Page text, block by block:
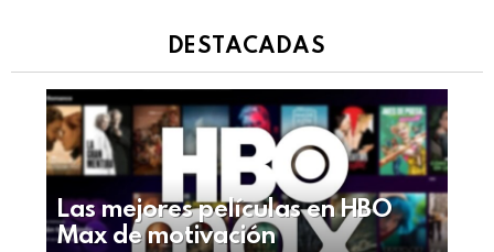
DESTACADAS
Las mejores películas en HBO
Max de motivación